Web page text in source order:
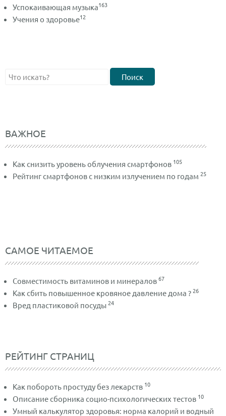
Успокаивающая музыка163
Учения о здоровье12
Поиск
ВАЖНОЕ
Как снизить уровень облучения смартфонов 105
Рейтинг смартфонов с низким излучением по годам 25
САМОЕ ЧИТАЕМОЕ
Совместимость витаминов и минералов67
Как сбить повышенное кровяное давление дома ?26
Вред пластиковой посуды24
РЕЙТИНГ СТРАНИЦ
Как побороть простуду без лекарств 10
Описание сборника социо-психологических тестов 10
Умный калькулятор здоровья: норма калорий и водный